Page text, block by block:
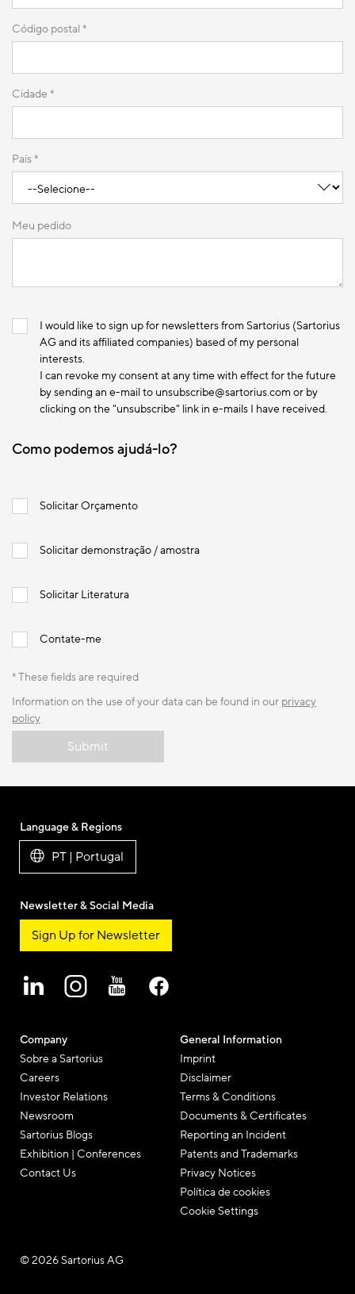
Código postal *
Cidade *
País *
Meu pedido
I would like to sign up for newsletters from Sartorius (Sartorius
AG and its affiliated companies) based of my personal
interests.
I can revoke my consent at any time with effect for the future
by sending an e-mail to unsubscribe@sartorius.com or by
clicking on the "unsubscribe" link in e-mails I have received.
Como podemos ajudá-lo?
Solicitar Orçamento
Solicitar demonstração / amostra
Solicitar Literatura
Contate-me
* These fields are required
Information on the use of your data can be found in our privacy
policy
Submit
Company
Sobre a Sartorius
Careers
Investor Relations
Newsroom
Sartorius Blogs
Exhibition | Conferences
Contact Us
General Information
Imprint
Disclaimer
Terms & Conditions
Documents & Certificates
Reporting an Incident
Patents and Trademarks
Privacy Notices
Política de cookies
Cookie Settings
Language & Regions
PT | Portugal
Newsletter & Social Media
Sign Up for Newsletter
© 2026 Sartorius AG